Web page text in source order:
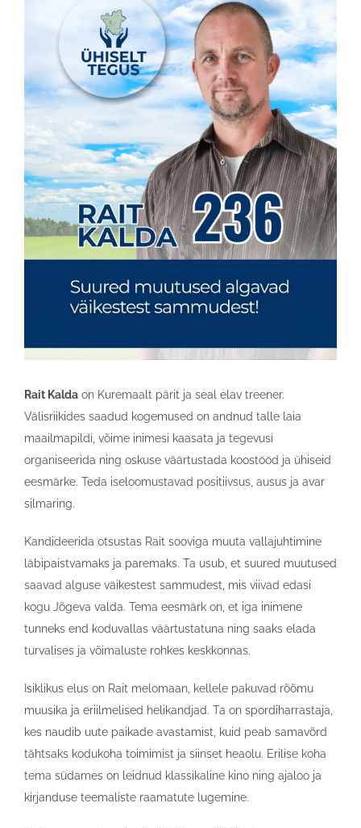
Privaatsusreeglid
Reklaam
Rait Kaldaon Kuremaalt pärit ja seal elav treener.
Välisriikides saadud kogemused on andnud talle laia
maailmapildi, võime inimesi kaasata ja tegevusi
organiseerida ning oskuse väärtustada koostööd ja ühiseid
eesmärke. Teda iseloomustavad positiivsus, ausus ja avar
silmaring.
Kandideerida otsustas Rait sooviga muuta vallajuhtimine
läbipaistvamaks ja paremaks. Ta usub, et suured muutused
saavad alguse väikestest sammudest, mis viivad edasi
kogu Jõgeva valda. Tema eesmärk on, et iga inimene
tunneks end koduvallas väärtustatuna ning saaks elada
turvalises ja võimaluste rohkes keskkonnas.
Isiklikus elus on Rait melomaan, kellele pakuvad rõõmu
muusika ja eriilmelised helikandjad. Ta on spordiharrastaja,
kes naudib uute paikade avastamist, kuid peab samavõrd
tähtsaks kodukoha toimimist ja siinset heaolu. Erilise koha
tema südames on leidnud klassikaline kino ning ajaloo ja
kirjanduse teemaliste raamatute lugemine.